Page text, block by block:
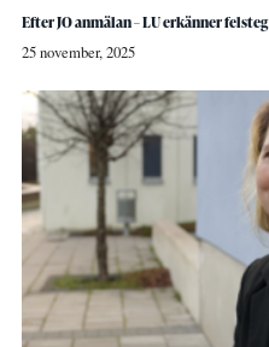
Efter JO anmälan – LU erkänner felsteg
25 november, 2025